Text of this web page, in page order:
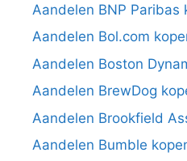
Aandelen BNP Paribas
Aandelen Bol.com
Aandelen Boston
Aandelen BrewDog
Aandelen Brookfield
Aandelen Bumble